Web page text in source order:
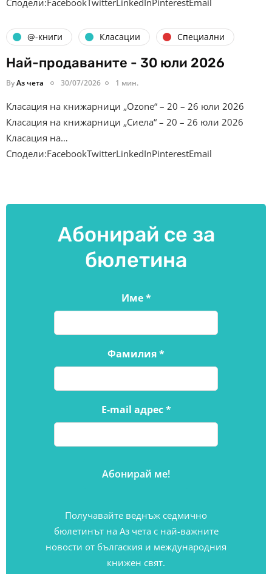
@-книги Класации Специални
Най-продаваните - 30 юли 2026
ByАз чета 30/07/2026 1 мин.
Класация на книжарници „Ozone“ – 20 – 26 юли 2026
Класация на книжарници „Сиела“ – 20 – 26 юли 2026
Класация на…
Сподели:FacebookTwitterLinkedInPinterestEmail
Абонирай се за
бюлетина
Име*
Фамилия*
E-mail адрес*
Получавайте веднъж седмично
бюлетинът на Аз чета с най-важните
новости от бългаския и международния
книжен свят.